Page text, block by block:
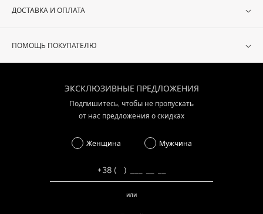
ДОСТАВКА И ОПЛАТА
ПОМОЩЬ ПОКУПАТЕЛЮ
ЭКСКЛЮЗИВНЫЕ ПРЕДЛОЖЕНИЯ
Подпишитесь, чтобы не пропускать
от нас предложения о скидках
Женщина Мужчина
или